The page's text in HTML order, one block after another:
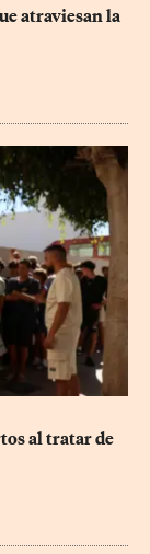
atraviesan la
al tratar de